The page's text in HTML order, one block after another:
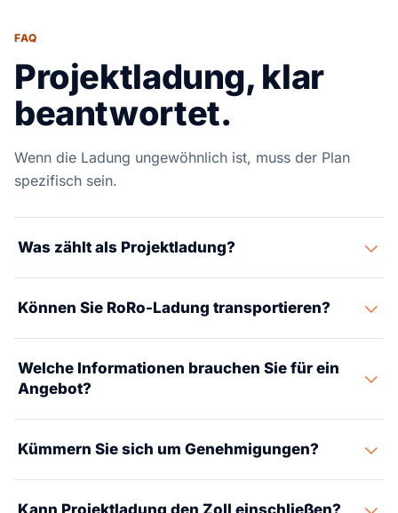
FAQ
Projektladung, klar
beantwortet.
Wenn die Ladung ungewöhnlich ist, muss der Plan
spezifisch sein.
Was zählt als Projektladung?
hochwertige, Stückgut-, RoRo- oder Out-of-Gauge-
Fracht, die besondere Planung braucht.
Können Sie RoRo-Ladung transportieren?
Terminals geroutet werden, wenn Dokumentations- und
Zustandsanforderungen klar sind.
Welche Informationen brauchen Sie für ein
Angebot?
Anschlagpunkte, Ursprung und Ziel, Warenwert, Timing
und etwaige Routenbeschränkungen.
Kümmern Sie sich um Genehmigungen?
Kann Projektladung den Zoll einschließen?